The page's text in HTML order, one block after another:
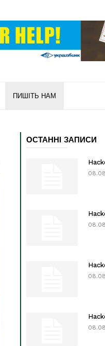
ПИШІТЬ НАМ
ОСТАННІ ЗАПИСИ